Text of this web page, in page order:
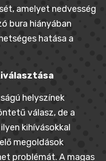
amelyet nedvesség
bura hiányában
hatása a
helyszínek
válasz, de a
kihívásokkal
megoldások
problémát. A magas